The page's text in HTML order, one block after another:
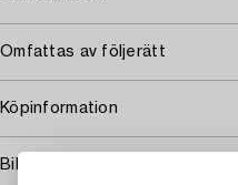
Omfattas av följerätt
Köpinformation
Bildrättigheter